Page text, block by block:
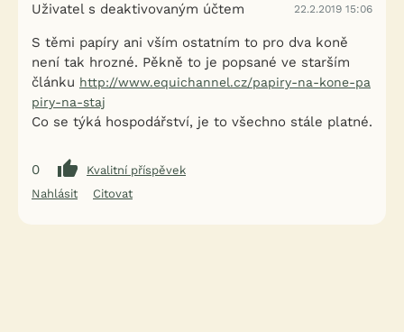
Uživatel s deaktivovaným účtem 22.2.2019 15:06
S těmi papíry ani vším ostatním to pro dva koně
není tak hrozné. Pěkně to je popsané ve starším
článku http://www.equichannel.cz/papiry-na-kone-pa
piry-na-staj
Co se týká hospodářství, je to všechno stále platné.
0
Kvalitní příspěvek
Nahlásit
Citovat